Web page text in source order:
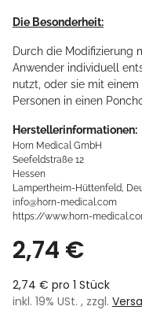
Die Besonderheit:
Durch die Modifizierung
Anwender individuell
nutzt, oder sie mit
Personen in einen
Herstellerinformationen:
Horn Medical GmbH
Seefeldstraße 12
Hessen
Lampertheim-Hüttenfeld,
info@horn-medical.com
https://www.horn-
2,74 €
2,74 € pro 1 Stück
inkl. 19% USt. , zzgl.